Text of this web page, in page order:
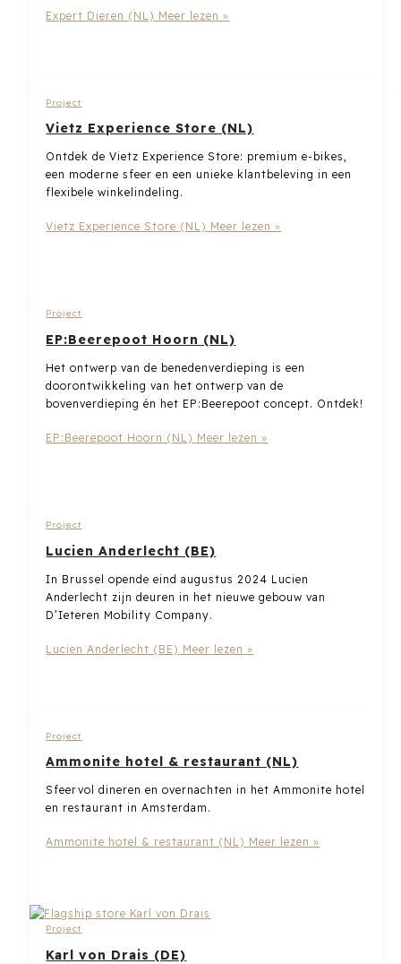
Expert Dieren (NL) Meer lezen »
Project
Vietz Experience Store (NL)
Ontdek de Vietz Experience Store: premium e-bikes,
een moderne sfeer en een unieke klantbeleving in een
flexibele winkelindeling.
Vietz Experience Store (NL) Meer lezen »
Project
EP:Beerepoot Hoorn (NL)
Het ontwerp van de benedenverdieping is een
doorontwikkeling van het ontwerp van de
bovenverdieping én het EP:Beerepoot concept. Ontdek!
EP:Beerepoot Hoorn (NL) Meer lezen »
Project
Lucien Anderlecht (BE)
In Brussel opende eind augustus 2024 Lucien
Anderlecht zijn deuren in het nieuwe gebouw van
D’Ieteren Mobility Company.
Lucien Anderlecht (BE) Meer lezen »
Project
Ammonite hotel & restaurant (NL)
Sfeervol dineren en overnachten in het Ammonite hotel
en restaurant in Amsterdam.
Ammonite hotel & restaurant (NL) Meer lezen »
Project
Karl von Drais (DE)